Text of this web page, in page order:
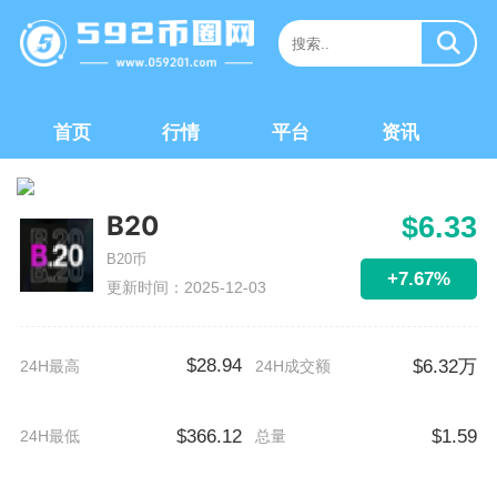
首页 行情 平台 资讯
B20
B20币
更新时间：2025-12-03
$6.33
+7.67%
24H最高 $28.94 24H成交额 $6.32万
24H最低 $366.12 总量 $1.59